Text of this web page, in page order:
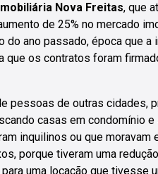
Imobiliária Nova Freitas, que
de 25% no mercado
do ano passado, época que
que os contratos foram
pessoas de outras cidades,
casas em condomínio
inquilinos ou que
porque tiveram uma
uma locação que